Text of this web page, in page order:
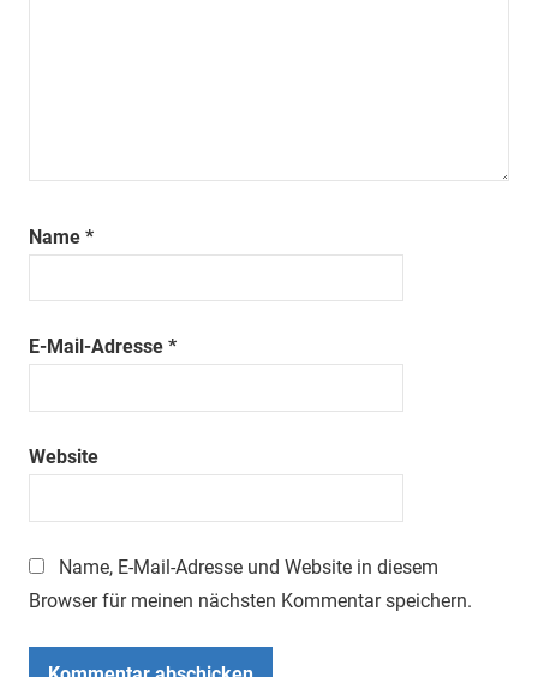
Name *
E-Mail-Adresse *
Website
Name, E-Mail-Adresse und Website in diesem
Browser für meinen nächsten Kommentar speichern.